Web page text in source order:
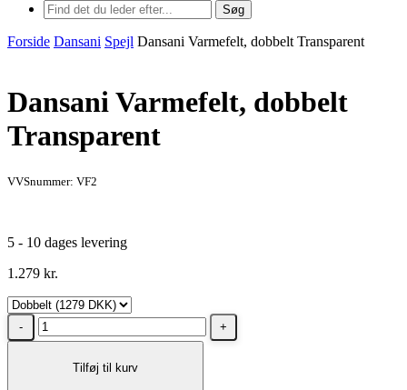
Søg
Forside Dansani Spejl Dansani Varmefelt, dobbelt Transparent
Dansani Varmefelt, dobbelt
Transparent
VVSnummer: VF2
5 - 10 dages levering
1.279 kr.
Dansani
Varmefelt,
Transparent
Tilføj til kurv